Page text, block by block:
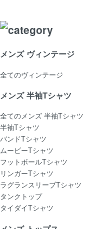
メンズ ヴィンテージ
全てのヴィンテージ
メンズ 半袖Tシャツ
全てのメンズ 半袖Tシャツ
半袖Tシャツ
バンドTシャツ
ムービーTシャツ
フットボールTシャツ
リンガーTシャツ
ラグランスリーブTシャツ
タンクトップ
タイダイTシャツ